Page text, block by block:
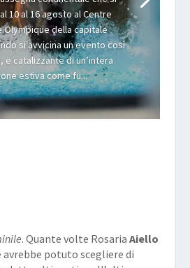
10 al 16 agosto al Centre
Olympique della capitale
si avvicina un evento così
e catalizzante di un’intera
estiva come fu...
. Quante volte Rosaria Aiello
avrebbe potuto scegliere di